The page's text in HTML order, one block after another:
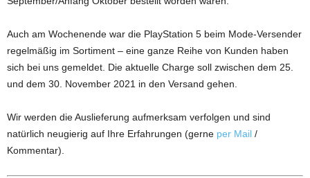
Auch am Wochenende war die PlayStation 5 beim Mode-Versender
regelmäßig im Sortiment – eine ganze Reihe von Kunden haben
sich bei uns gemeldet. Die aktuelle Charge soll zwischen dem 25.
und dem 30. November 2021 in den Versand gehen.
Wir werden die Auslieferung aufmerksam verfolgen und sind
natürlich neugierig auf Ihre Erfahrungen (gerne per Mail /
Kommentar).